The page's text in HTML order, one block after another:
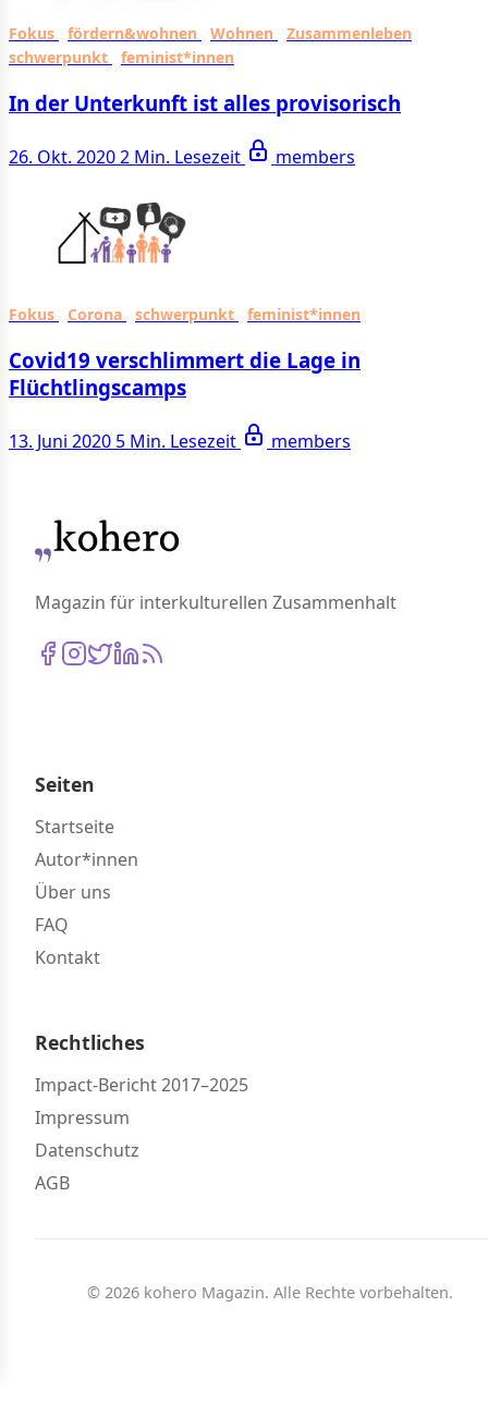
Fokus fördern&wohnen Wohnen
Zusammenleben
schwerpunkt
feminist*innen
In der Unterkunft ist alles provisorisch
26. Okt. 20202 Min. Lesezeit members
Fokus Corona schwerpunkt feminist*innen
Covid19 verschlimmert die Lage in
Flüchtlingscamps
13. Juni 2020 5 Min. Lesezeit members
Magazin für interkulturellen Zusammenhalt
Seiten
Startseite
Autor*innen
Über uns
FAQ
Kontakt
Rechtliches
Impact-Bericht 2017–2025
Impressum
Datenschutz
AGB
© 2026 kohero Magazin. Alle Rechte vorbehalten.